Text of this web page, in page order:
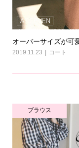
オーバーサイズが可
2019.11.23 コート
ブラウス